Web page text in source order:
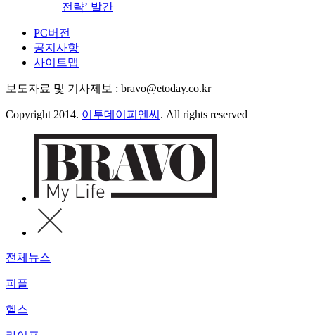
전략’ 발간
PC버전
공지사항
사이트맵
보도자료 및 기사제보 : bravo@etoday.co.kr
Copyright 2014. 이투데이피엔씨 . All rights reserved
전체뉴스
피플
헬스